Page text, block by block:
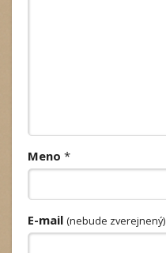
Meno *
E-mail (nebude zverejnený)